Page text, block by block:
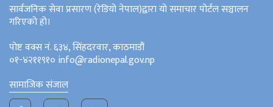
सार्वजनिक सेवा प्रसारण (रेडियो नेपाल)द्वारा यो समाचार पोर्टल सञ्चालन
गरिएको हो।
पोष्ट वक्स नं. ६३४, सिंहदरवार, काठमाडौं
०१-४२११९१० info@radionepal.gov.np
सामाजिक संजाल